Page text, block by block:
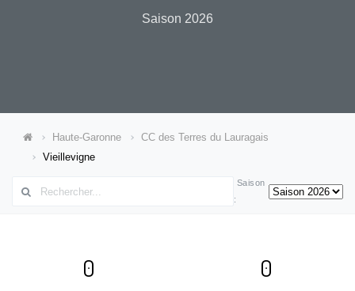
Saison 2026
Haute-Garonne
CC des Terres du Lauragais
Vieillevigne
Saison
:
0 0